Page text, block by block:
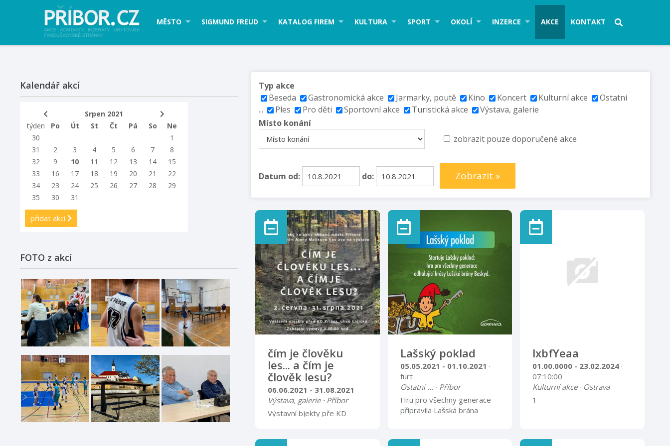
MĚSTO SIGMUND FREUD KATALOG FIREM KULTURA SPORT OKOLÍ INZERCE AKCE KONTAKT
Typ akce
Beseda
Gastronomická akce Jarmarky, poutě Kino Koncert Kulturní akce
Ostatní
...
Ples Pro děti Sportovní akce Turistická akce
Výstava, galerie
Místo konání
zobrazit pouze doporučené akce
Datum od: do: Zobrazit »
čím je člověku
les... a čím je
člověk lesu?
06.06.2021 - 31.08.2021
Výstava, galerie · Příbor
Výstavní bjekty pře KD
Lašský poklad
05.05.2021 - 01.10.2021 ·
furt
Ostatní ... · Příbor
Hru pro všechny generace
připravila Lašská brána
Kopřivnici, Štramberku,
lxbfYeaa
01.00.0000 - 23.02.2024 ·
07:10:00
Kulturní akce · Ostrava
1
Kalendář akcí
Srpen 2021
týden
Po Út St Čt Pá So
Ne
30
1
31
2 3 4 5 6 7
8
32
9 10 11 12 13 14
15
33
16 17 18 19 20 21
22
34
23 24 25 26 27 28
29
35
30 31
přidat akci
FOTO z akcí